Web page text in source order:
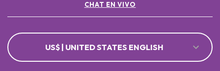
CHAT EN VIVO
US$ | UNITED STATES ENGLISH